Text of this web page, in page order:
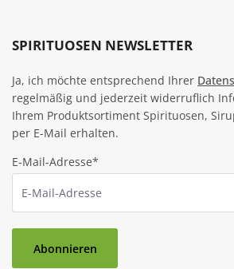
SPIRITUOSEN NEWSLETTER
Ja, ich möchte entsprechend Ihrer
regelmäßig und jederzeit widerruflich
Ihrem Produktsortiment Spirituosen,
per E-Mail erhalten.
E-Mail-Adresse*
Abonnieren